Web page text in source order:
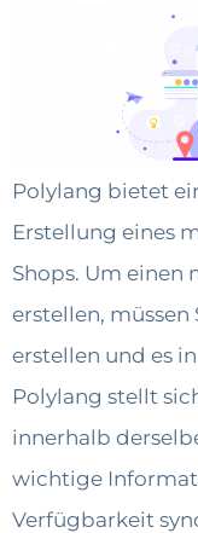
Polylang bietet
Erstellung eines
Shops. Um einen
erstellen, müssen
erstellen und es
Polylang stellt
innerhalb
wichtige
Verfügbarkeit